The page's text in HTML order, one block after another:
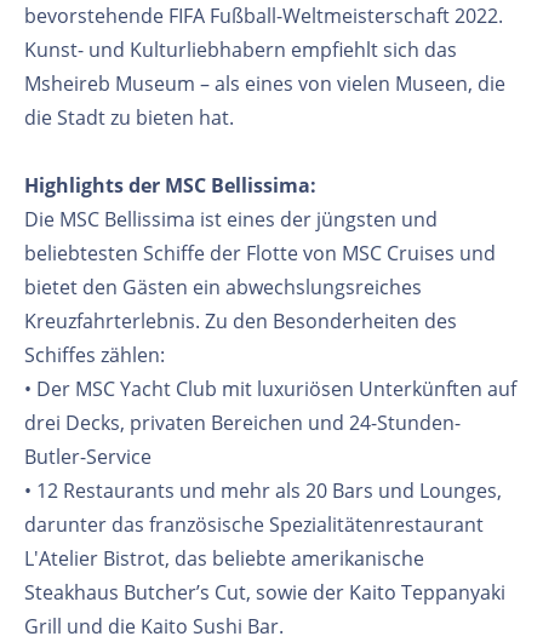
bevorstehende FIFA Fußball-Weltmeisterschaft 2022.
Kunst- und Kulturliebhabern empfiehlt sich das
Msheireb Museum – als eines von vielen Museen, die
die Stadt zu bieten hat.
Highlights der MSC Bellissima:
Die MSC Bellissima ist eines der jüngsten und
beliebtesten Schiffe der Flotte von MSC Cruises und
bietet den Gästen ein abwechslungsreiches
Kreuzfahrterlebnis. Zu den Besonderheiten des
Schiffes zählen:
• Der MSC Yacht Club mit luxuriösen Unterkünften auf
drei Decks, privaten Bereichen und 24-Stunden-
Butler-Service
• 12 Restaurants und mehr als 20 Bars und Lounges,
darunter das französische Spezialitätenrestaurant
L'Atelier Bistrot, das beliebte amerikanische
Steakhaus Butcher’s Cut, sowie der Kaito Teppanyaki
Grill und die Kaito Sushi Bar.